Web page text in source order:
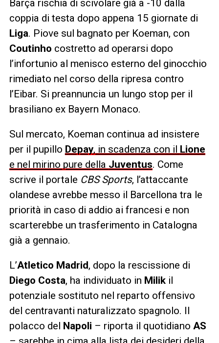
Barça rischia di scivolare già a -10 dalla
coppia di testa dopo appena 15 giornate di
Liga. Piove sul bagnato per Koeman, con
Coutinho costretto ad operarsi dopo
l’infortunio al menisco esterno del ginocchio
rimediato nel corso della ripresa contro
l’Eibar. Si preannuncia un lungo stop per il
brasiliano ex Bayern Monaco.
Sul mercato, Koeman continua ad insistere
per il pupillo Depay, in scadenza con il
Lione
e nel mirino pure della Juventus. Come
scrive il portale CBS Sports, l’attaccante
olandese avrebbe messo il Barcellona tra le
priorità in caso di addio ai francesi e non
scarterebbe un trasferimento in Catalogna
già a gennaio.
L’Atletico Madrid, dopo la rescissione di
Diego Costa, ha individuato in Milikil
potenziale sostituto nel reparto offensivo
del centravanti naturalizzato spagnolo. Il
polacco del
Napoli – riporta il quotidiano AS